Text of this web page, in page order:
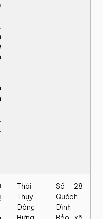
Thái
Thụy,
Đông
Số 28
Quách
Đình